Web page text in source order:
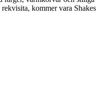
kommer vara